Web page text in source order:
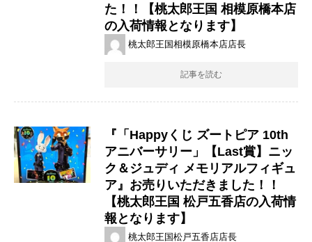
た！！【桃太郎王国 相模原橋本店
の入荷情報となります】
桃太郎王国相模原橋本店店長
記事を読む
『「Happyくじ ​ズートピア ​10th
アニバーサリー」【Last賞】ニッ
ク＆ジュディ ​メモリアルフィギュ
ア』お売りいただきました！！
【桃太郎王国 松戸五香店の入荷情
報となります】
桃太郎王国松戸五香店店長